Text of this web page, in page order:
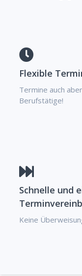
Flexible
Termine auch
Berufstätige!
Schnelle und
Keine